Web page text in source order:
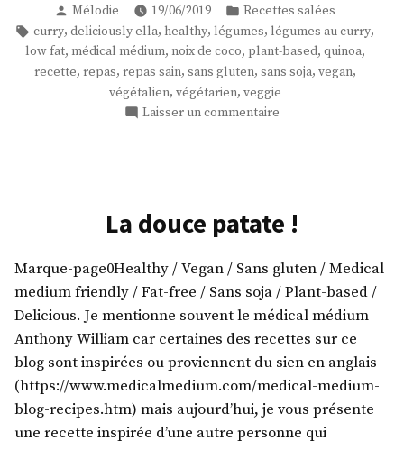
au
quinoa
Publié
par
Mélodie 19/06/2019
Publié
dans
Recettes salées
Étiquettes :
curry, deliciously ella, healthy, légumes, légumes au curry,
low fat, médical médium, noix de coco, plant-based, quinoa,
recette, repas, repas sain, sans gluten, sans soja, vegan,
végétalien, végétarien, veggie
Laisser un commentaire
La douce patate !
Marque-page0Healthy / Vegan / Sans gluten / Medical
medium friendly / Fat-free / Sans soja / Plant-based /
Delicious. Je mentionne souvent le médical médium
Anthony William car certaines des recettes sur ce
blog sont inspirées ou proviennent du sien en anglais
(https://www.medicalmedium.com/medical-medium-
blog-recipes.htm) mais aujourd’hui, je vous présente
une recette inspirée d’une autre personne qui